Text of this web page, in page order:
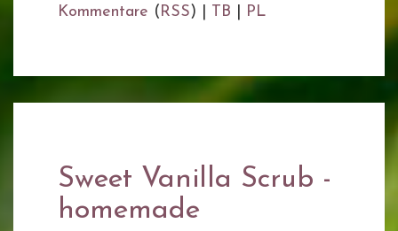
Kommentare (RSS) | TB PL
Sweet Vanilla Scrub -
homemade